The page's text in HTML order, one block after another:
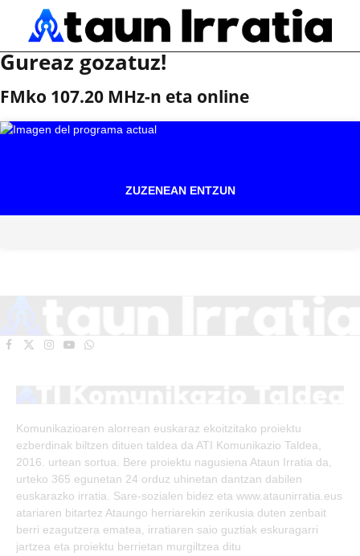
Gureaz gozatuz!
FMko 107.20 MHz-n eta online
ZUZENEAN ENTZUN
Facebook
X
Instagram
YouTubeWhatsApp
Komunikazioaren alorrean euskaraz ekoitzitako proiektu
ezberdinak biltzen dituen taldea da ATI Komunikazio Taldea,
2016. urtean sortua. Bere proiektu nagusiena Ataun Irratia da,
urteko 365 egunetan 24 orduz uhinetan dantzan dabilen
euskarazko irratia. Sare-sozialen bidez eta www.ataunirratia.eus
atariaren bitartez Ataungo herriarekin zerikusia duten zenbait
berri ezagutzera ematea, irratiaren saio guztiak eskuragarri
jartzea eta proiektu berrietan murgiltzea ditu